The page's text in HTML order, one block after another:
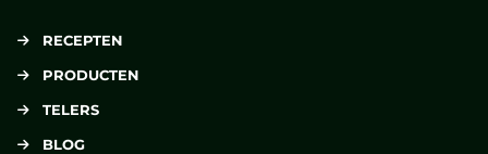
RECEPTEN
PRODUCTEN
TELERS
BLOG